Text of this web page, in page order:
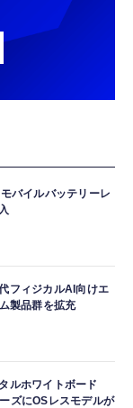
バイルバッテリーレ
フィジカルAI向けエ
製品群を拡充
ルホワイトボード
ズにOSレスモデルが